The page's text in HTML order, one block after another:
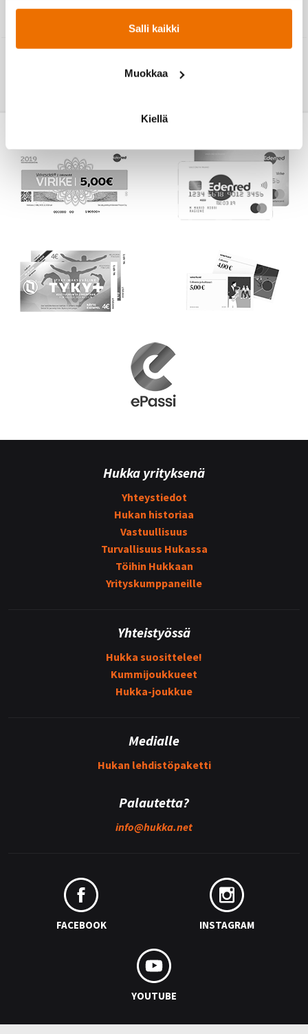
Salli kaikki
Muokkaa
Kiellä
←TAKAISIN
Hukka yrityksenä
Yhteystiedot
Hukan historiaa
Vastuullisuus
Turvallisuus Hukassa
Töihin Hukkaan
Yrityskumppaneille
Yhteistyössä
Hukka suosittelee!
Kummijoukkueet
Hukka-joukkue
Medialle
Hukan lehdistöpaketti
Palautetta?
info@hukka.net
FACEBOOK INSTAGRAM
YOUTUBE